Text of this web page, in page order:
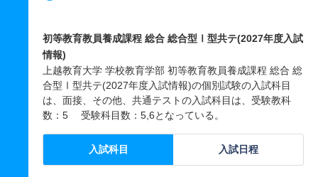
初等教育教員養成課程 総合 総合型Ⅰ型共テ(2027年度入試
情報)
上越教育大学 学校教育学部 初等教育教員養成課程 総合 総
合型Ⅰ型共テ(2027年度入試情報)の個別試験の入試科目
は、面接、その他、共通テストの入試科目は、受験教科
数：5 受験科目数：5,6となっている。
入試科目 入試日程